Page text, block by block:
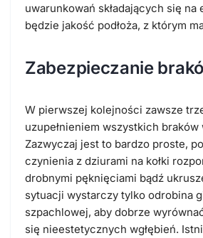
uwarunkowań składających się
będzie jakość podłoża, z którym
Zabezpieczanie
W pierwszej kolejności zawsze
uzupełnieniem wszystkich braków
Zazwyczaj jest to bardzo proste,
czynienia z dziurami na kołki
drobnymi pęknięciami bądź
sytuacji wystarczy tylko odrobina
szpachlowej, aby dobrze
się nieestetycznych wgłębień.